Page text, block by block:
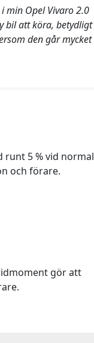
min Opel Vivaro 2.0
bil att köra, betydligt
den går mycket
5 % vid normal
och förare.
gör att